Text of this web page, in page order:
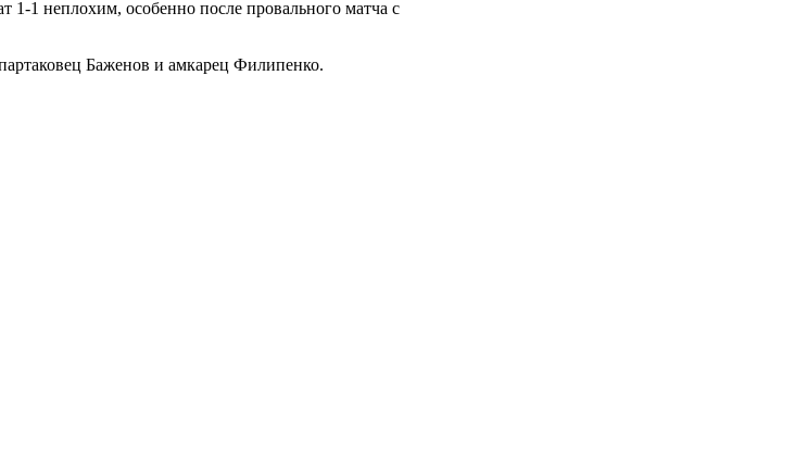
1-1 неплохим, особенно после провального матча с
Баженов и амкарец Филипенко.